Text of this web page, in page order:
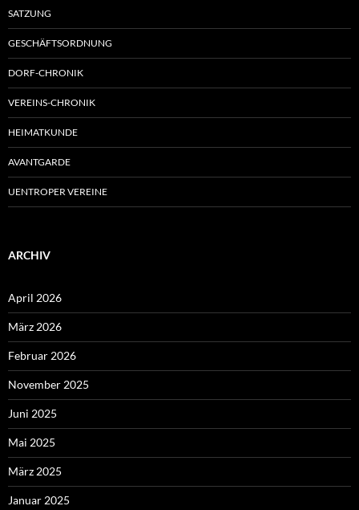
SATZUNG
GESCHÄFTSORDNUNG
DORF-CHRONIK
VEREINS-CHRONIK
HEIMATKUNDE
AVANTGARDE
UENTROPER VEREINE
ARCHIV
April 2026
März 2026
Februar 2026
November 2025
Juni 2025
Mai 2025
März 2025
Januar 2025